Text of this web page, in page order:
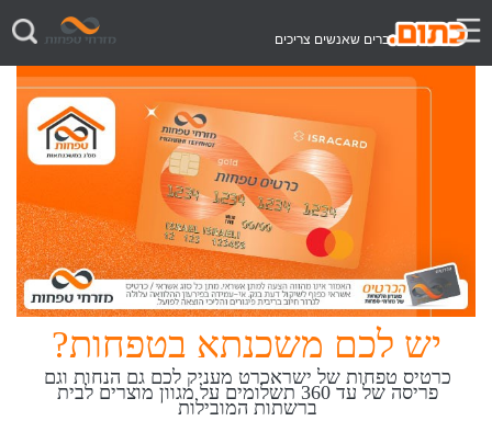
דברים שאנשים צריכים
יש לכם משכנתא בטפחות?
כרטיס טפחות של ישראכרט מעניק לכם גם הנחות וגם
פריסה של עד 360 תשלומים על מגוון מוצרים לבית
ברשתות המובילות